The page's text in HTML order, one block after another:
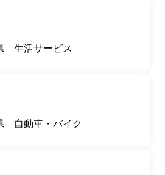
生活サービス
自動車・バイク